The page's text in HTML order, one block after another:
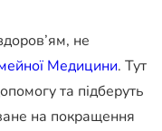
не
Медицини. Тут
та підберуть
на покращення